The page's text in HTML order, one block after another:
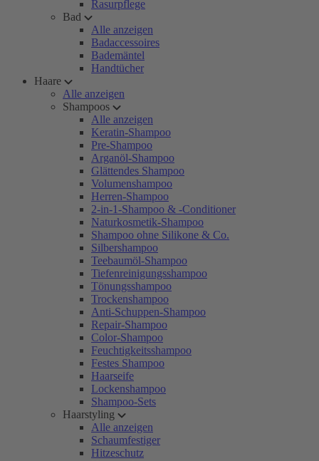
Rasurpflege
Bad
Alle anzeigen
Badaccessoires
Bademäntel
Handtücher
Haare
Alle anzeigen
Shampoos
Alle anzeigen
Keratin-Shampoo
Pre-Shampoo
Arganöl-Shampoo
Glättendes Shampoo
Volumenshampoo
Herren-Shampoo
2-in-1-Shampoo & -Conditioner
Naturkosmetik-Shampoo
Shampoo ohne Silikone & Co.
Silbershampoo
Teebaumöl-Shampoo
Tiefenreinigungsshampoo
Tönungsshampoo
Trockenshampoo
Anti-Schuppen-Shampoo
Repair-Shampoo
Color-Shampoo
Feuchtigkeitsshampoo
Festes Shampoo
Haarseife
Lockenshampoo
Shampoo-Sets
Haarstyling
Alle anzeigen
Schaumfestiger
Hitzeschutz